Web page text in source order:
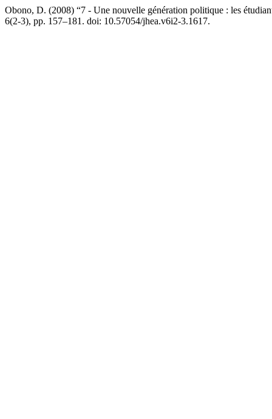
Obono, D. (2008) “7 - Une nouvelle génération politique : les
6(2-3), pp. 157–181. doi: 10.57054/jhea.v6i2-3.1617.